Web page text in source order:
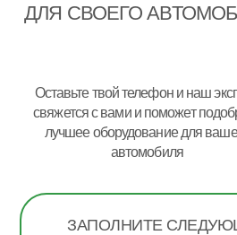
ЗАПОЛНИТЕ
ДЛЯ СВОЕГО
Оставьте твой телефон и наш
свяжется с вами и поможет
лучшее оборудование для
автомобиля